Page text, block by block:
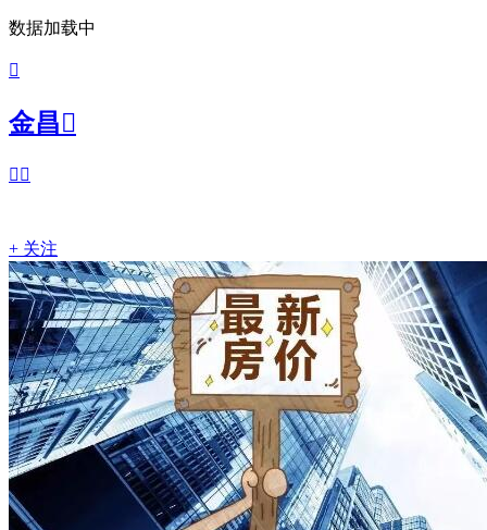
数据加载中

金昌
 
+ 关注